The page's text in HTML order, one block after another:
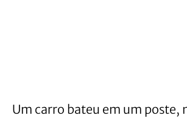
Um carro bateu em um poste,